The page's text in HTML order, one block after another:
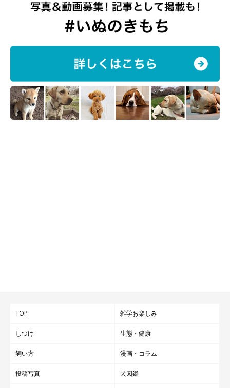
TOP 雑学お楽しみ
しつけ 生態・健康
飼い方 漫画・コラム
投稿写真 犬図鑑